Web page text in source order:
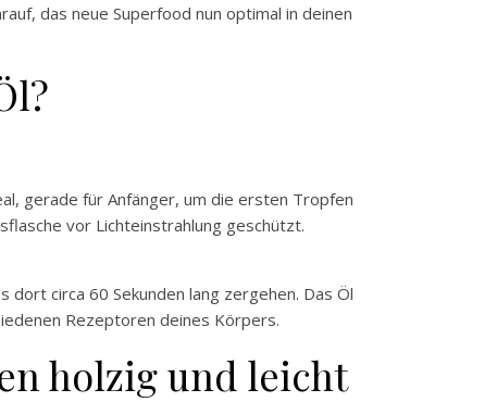
das neue Superfood nun optimal in deinen
gerade für Anfänger, um die ersten Tropfen
vor Lichteinstrahlung geschützt.
circa 60 Sekunden lang zergehen. Das Öl
Rezeptoren deines Körpers.
holzig und leicht